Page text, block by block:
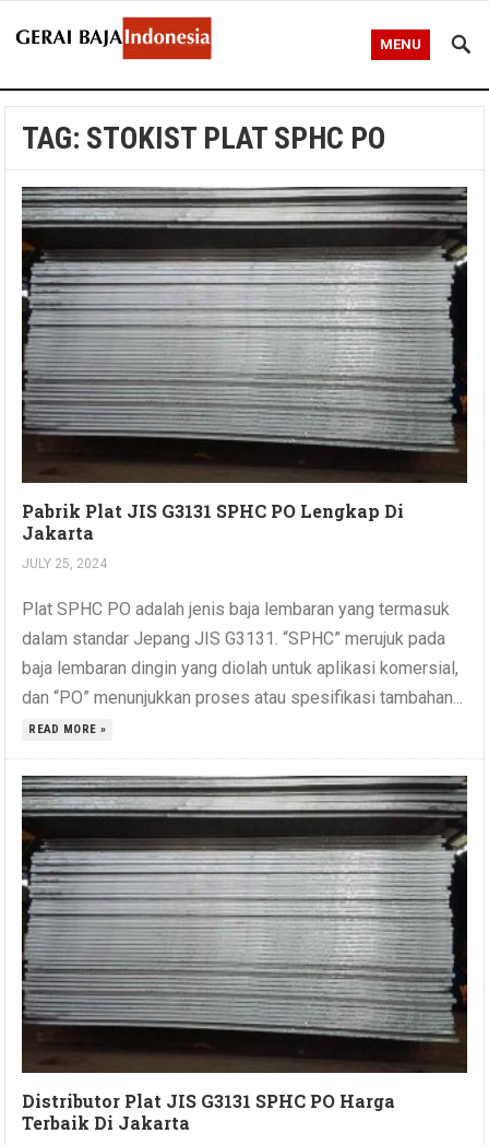
MENU
TAG: STOKIST PLAT SPHC PO
Pabrik Plat JIS G3131 SPHC PO Lengkap Di
Jakarta
JULY 25, 2024
Plat SPHC PO adalah jenis baja lembaran yang termasuk
dalam standar Jepang JIS G3131. “SPHC” merujuk pada
baja lembaran dingin yang diolah untuk aplikasi komersial,
dan “PO” menunjukkan proses atau spesifikasi tambahan...
READ MORE »
Distributor Plat JIS G3131 SPHC PO Harga
Terbaik Di Jakarta